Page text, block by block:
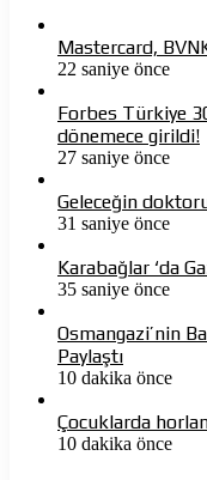
Mastercard,
22 saniye önce
Forbes Türkiye
dönemece girildi!
27 saniye önce
Geleceğin
31 saniye önce
Karabağlar ‘da
35 saniye önce
Osmangazi’nin
Paylaştı
10 dakika önce
Çocuklarda
10 dakika önce